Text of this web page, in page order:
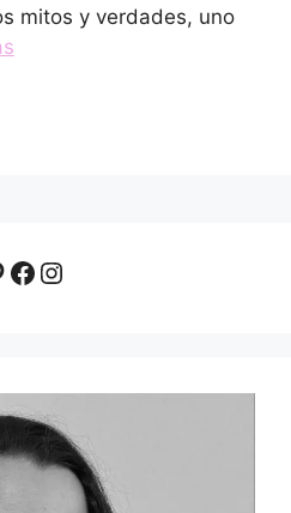
mitos y verdades, uno
Facebook
Instagram